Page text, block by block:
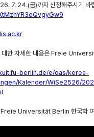
7. 24.(금)까지 신청해주시기 바
한 자세한 내용은 Freie
berlin.de/e/oas/korea-
Kalender/WiSe2526/
Universität Berlin 한국학 여